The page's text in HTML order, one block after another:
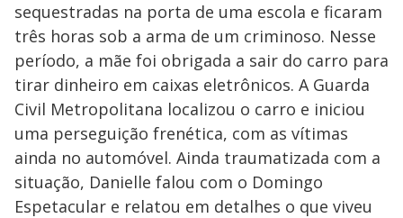
sequestradas na porta de uma escola e ficaram
três horas sob a arma de um criminoso. Nesse
período, a mãe foi obrigada a sair do carro para
tirar dinheiro em caixas eletrônicos. A Guarda
Civil Metropolitana localizou o carro e iniciou
uma perseguição frenética, com as vítimas
ainda no automóvel. Ainda traumatizada com a
situação, Danielle falou com o Domingo
Espetacular e relatou em detalhes o que viveu